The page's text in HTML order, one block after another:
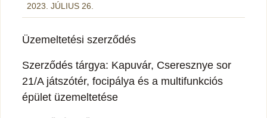
2023. JÚLIUS 26.
Üzemeltetési szerződés
Szerződés tárgya: Kapuvár, Cseresznye sor
21/A játszótér, focipálya és a multifunkciós
épület üzemeltetése